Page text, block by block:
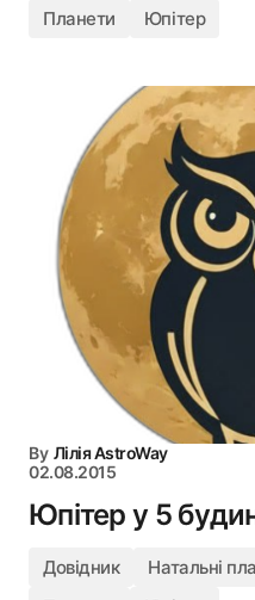
Планети
Юпітер
By Лілія AstroWay
02.08.2015
Юпітер у 5
Довідник
Натальні